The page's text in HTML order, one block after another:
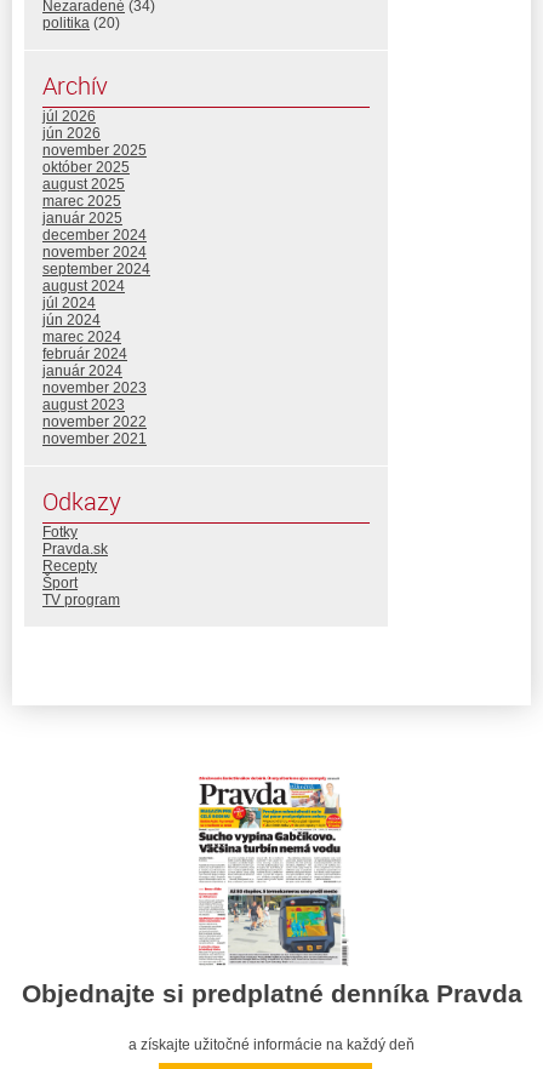
Nezaradené (34)
politika (20)
Archív
júl 2026
jún 2026
november 2025
október 2025
august 2025
marec 2025
január 2025
december 2024
november 2024
september 2024
august 2024
júl 2024
jún 2024
marec 2024
február 2024
január 2024
november 2023
august 2023
november 2022
november 2021
Odkazy
Fotky
Pravda.sk
Recepty
Šport
TV program
Objednajte si predplatné denníka Pravda
a získajte užitočné informácie na každý deň